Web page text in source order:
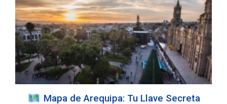
️ Mapa de Arequipa: Tu Llave Secreta